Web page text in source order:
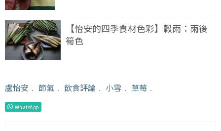
【怡安的四季食材色彩】穀雨：雨後
筍色
盧怡安 ﹒ 節氣 ﹒ 飲食評論 ﹒ 小雪 ﹒ 草莓 ﹒
WhatsApp